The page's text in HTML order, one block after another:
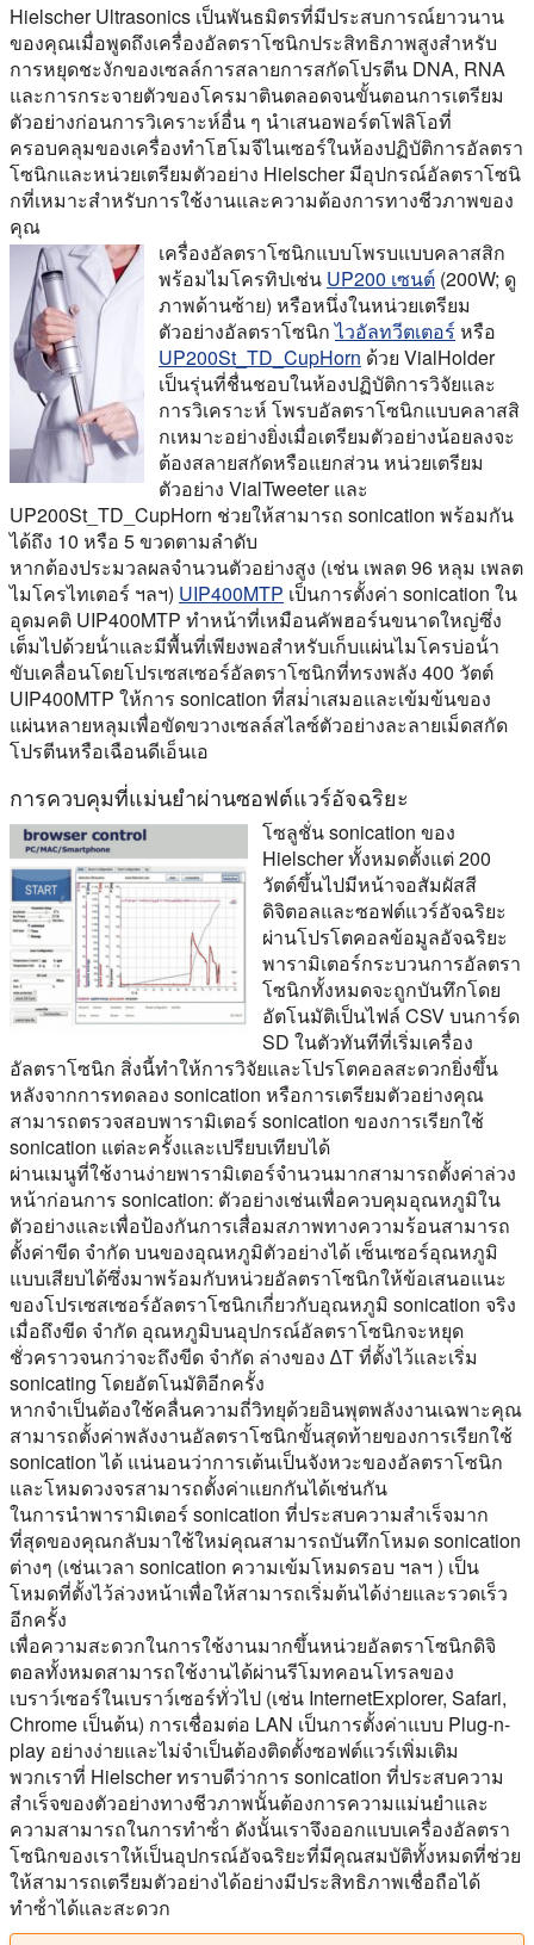
Hielscher Ultrasonics เป็นพันธมิตรที่มีประสบการณ์ยาวนาน
ของคุณเมื่อพูดถึงเครื่องอัลตราโซนิกประสิทธิภาพสูงสําหรับ
การหยุดชะงักของเซลล์การสลายการสกัดโปรตีน DNA, RNA
และการกระจายตัวของโครมาตินตลอดจนขั้นตอนการเตรียม
ตัวอย่างก่อนการวิเคราะห์อื่น ๆ นําเสนอพอร์ตโฟลิโอที่
ครอบคลุมของเครื่องทําโฮโมจีไนเซอร์ในห้องปฏิบัติการอัลตรา
โซนิกและหน่วยเตรียมตัวอย่าง Hielscher มีอุปกรณ์อัลตราโซนิ
กที่เหมาะสําหรับการใช้งานและความต้องการทางชีวภาพของ
คุณ
เครื่องอัลตราโซนิกแบบโพรบแบบคลาสสิก
พร้อมไมโครทิปเช่น UP200 เซนต์ (200W; ดู
ภาพด้านซ้าย) หรือหนึ่งในหน่วยเตรียม
ตัวอย่างอัลตราโซนิกไวอัลทวีตเตอร์หรือ
UP200St_TD_CupHorn ด้วย VialHolder
เป็นรุ่นที่ชื่นชอบในห้องปฏิบัติการวิจัยและ
การวิเคราะห์ โพรบอัลตราโซนิกแบบคลาสสิ
กเหมาะอย่างยิ่งเมื่อเตรียมตัวอย่างน้อยลงจะ
ต้องสลายสกัดหรือแยกส่วน หน่วยเตรียม
ตัวอย่าง VialTweeter และ
UP200St_TD_CupHorn ช่วยให้สามารถ sonication พร้อมกัน
ได้ถึง 10 หรือ 5 ขวดตามลําดับ
หากต้องประมวลผลจํานวนตัวอย่างสูง (เช่น เพลต 96 หลุม เพลต
ไมโครไทเตอร์ ฯลฯ) UIP400MTP เป็นการตั้งค่า sonication ใน
อุดมคติ UIP400MTP ทําหน้าที่เหมือนคัพฮอร์นขนาดใหญ่ซึ่ง
เต็มไปด้วยน้ําและมีพื้นที่เพียงพอสําหรับเก็บแผ่นไมโครบ่อน้ํา
ขับเคลื่อนโดยโปรเซสเซอร์อัลตราโซนิกที่ทรงพลัง 400 วัตต์
UIP400MTP ให้การ sonication ที่สม่ําเสมอและเข้มข้นของ
แผ่นหลายหลุมเพื่อขัดขวางเซลล์สไลซ์ตัวอย่างละลายเม็ดสกัด
โปรตีนหรือเฉือนดีเอ็นเอ
การควบคุมที่แม่นยําผ่านซอฟต์แวร์อัจฉริยะ
โซลูชั่น sonication ของ
Hielscher ทั้งหมดตั้งแต่ 200
วัตต์ขึ้นไปมีหน้าจอสัมผัสสี
ดิจิตอลและซอฟต์แวร์อัจฉริยะ
ผ่านโปรโตคอลข้อมูลอัจฉริยะ
พารามิเตอร์กระบวนการอัลตรา
โซนิกทั้งหมดจะถูกบันทึกโดย
อัตโนมัติเป็นไฟล์ CSV บนการ์ด
SD ในตัวทันทีที่เริ่มเครื่อง
อัลตราโซนิก สิ่งนี้ทําให้การวิจัยและโปรโตคอลสะดวกยิ่งขึ้น
หลังจากการทดลอง sonication หรือการเตรียมตัวอย่างคุณ
สามารถตรวจสอบพารามิเตอร์ sonication ของการเรียกใช้
sonication แต่ละครั้งและเปรียบเทียบได้
ผ่านเมนูที่ใช้งานง่ายพารามิเตอร์จํานวนมากสามารถตั้งค่าล่วง
หน้าก่อนการ sonication: ตัวอย่างเช่นเพื่อควบคุมอุณหภูมิใน
ตัวอย่างและเพื่อป้องกันการเสื่อมสภาพทางความร้อนสามารถ
ตั้งค่าขีด จํากัด บนของอุณหภูมิตัวอย่างได้ เซ็นเซอร์อุณหภูมิ
แบบเสียบได้ซึ่งมาพร้อมกับหน่วยอัลตราโซนิกให้ข้อเสนอแนะ
ของโปรเซสเซอร์อัลตราโซนิกเกี่ยวกับอุณหภูมิ sonication จริง
เมื่อถึงขีด จํากัด อุณหภูมิบนอุปกรณ์อัลตราโซนิกจะหยุด
ชั่วคราวจนกว่าจะถึงขีด จํากัด ล่างของ ∆T ที่ตั้งไว้และเริ่ม
sonicating โดยอัตโนมัติอีกครั้ง
หากจําเป็นต้องใช้คลื่นความถี่วิทยุด้วยอินพุตพลังงานเฉพาะคุณ
สามารถตั้งค่าพลังงานอัลตราโซนิกขั้นสุดท้ายของการเรียกใช้
sonication ได้ แน่นอนว่าการเต้นเป็นจังหวะของอัลตราโซนิก
และโหมดวงจรสามารถตั้งค่าแยกกันได้เช่นกัน
ในการนําพารามิเตอร์ sonication ที่ประสบความสําเร็จมาก
ที่สุดของคุณกลับมาใช้ใหม่คุณสามารถบันทึกโหมด sonication
ต่างๆ (เช่นเวลา sonication ความเข้มโหมดรอบ ฯลฯ ) เป็น
โหมดที่ตั้งไว้ล่วงหน้าเพื่อให้สามารถเริ่มต้นได้ง่ายและรวดเร็ว
อีกครั้ง
เพื่อความสะดวกในการใช้งานมากขึ้นหน่วยอัลตราโซนิกดิจิ
ตอลทั้งหมดสามารถใช้งานได้ผ่านรีโมทคอนโทรลของ
เบราว์เซอร์ในเบราว์เซอร์ทั่วไป (เช่น InternetExplorer, Safari,
Chrome เป็นต้น) การเชื่อมต่อ LAN เป็นการตั้งค่าแบบ Plug-n-
play อย่างง่ายและไม่จําเป็นต้องติดตั้งซอฟต์แวร์เพิ่มเติม
พวกเราที่ Hielscher ทราบดีว่าการ sonication ที่ประสบความ
สําเร็จของตัวอย่างทางชีวภาพนั้นต้องการความแม่นยําและ
ความสามารถในการทําซ้ํา ดังนั้นเราจึงออกแบบเครื่องอัลตรา
โซนิกของเราให้เป็นอุปกรณ์อัจฉริยะที่มีคุณสมบัติทั้งหมดที่ช่วย
ให้สามารถเตรียมตัวอย่างได้อย่างมีประสิทธิภาพเชื่อถือได้
ทําซ้ําได้และสะดวก